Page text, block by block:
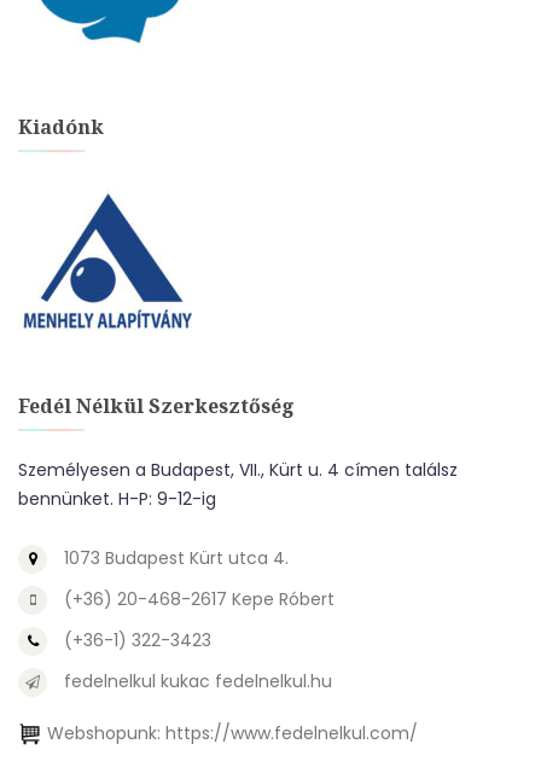
Kiadónk
Fedél Nélkül Szerkesztőség
Személyesen a Budapest, VII., Kürt u. 4 címen találsz
bennünket. H-P: 9-12-ig
1073 Budapest Kürt utca 4.
(+36) 20-468-2617 Kepe Róbert
(+36-1) 322-3423
fedelnelkul kukac fedelnelkul.hu
Webshopunk: https://www.fedelnelkul.com/